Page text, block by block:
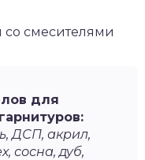
смесителями
для
ДСП, акрил,
сосна, дуб,